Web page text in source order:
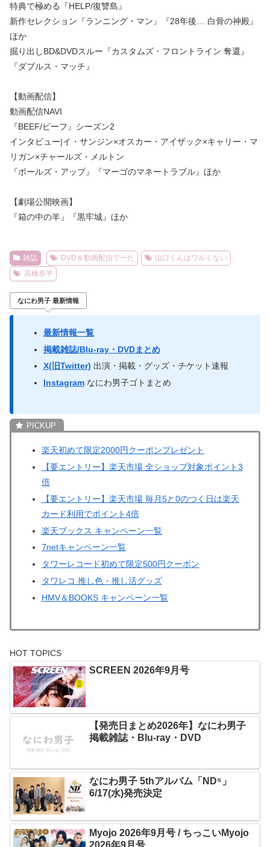
特典で極める『HELP/復讐島』
新作セレクション『ランニング・マン』『28年後… 白骨の神殿』
ほか
掘り出しBD&DVDスルー『カスタムズ・フロントライン 奪還』
『ダブルス・マッチ』
【動画配信】
動画配信NAVI
『BEEF/ビーフ』シーズン2
インタビュー|イ・サンジン×オスカー・アイザック×キャリー・マ
リガン×チャールズ・メルトン
『ボールズ・アップ』『マーゴのマネートラブル』ほか
【劇場公開映画】
『箱の中の羊』『黒牢城』ほか
雑誌 DVD＆動画配信でーた
山口くんはワルくない
高橋恭平
なにわ男子 最新情報
最新情報一覧
掲載雑誌/Blu-ray・DVDまとめ
X(旧Twitter) 出演・掲載・グッズ・チケット速報
Instagramなにわ男子ゴトまとめ
楽天初めて限定2000円クーポンプレゼント
【要エントリー】楽天市場 全ショップ対象ポイント3
倍
【要エントリー】楽天市場 毎月5と0のつく日は楽天
カード利用でポイント4倍
楽天ブックス キャンペーン一覧
7netキャンペーン一覧
タワーレコード初めて限定500円クーポン
タワレコ 推し色・推し活グッズ
HMV＆BOOKS キャンペーン一覧
HOT TOPICS
SCREEN 2026年9月号
【発売日まとめ2026年】なにわ男子
掲載雑誌・Blu-ray・DVD
なにわ男子 5thアルバム「ND⁵」
6/17(水)発売決定
Myojo 2026年9月号 / ちっこいMyojo